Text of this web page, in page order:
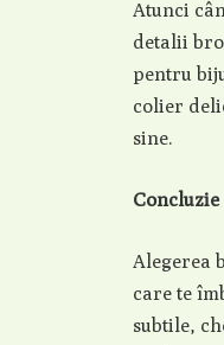
Atunci
detalii
pentru
colier
sine.
Concluzie
Alegerea
care te
subtile,